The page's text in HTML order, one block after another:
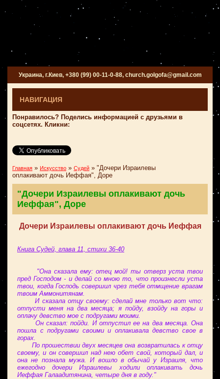
Украина, г.Киев, +380 (99) 00-11-0-88, church.golgofa@gmail.com
НАВИГАЦИЯ
Понравилось? Поделись информацией с друзьями в
соцсетях. Кликни:
Главная » Искусство » Судей » "Дочери Израилевы
оплакивают дочь Иеффая", Доре
"Дочери Израилевы оплакивают дочь
Иеффая", Доре
Дочери Израилевы оплакивают дочь Иеффая
Книга Судей, глава 11, стихи 36-40
"Она сказала ему: отец мой! ты отверз уста твои
пред Господом - и делай со мною то, что произнесли уста
твои, когда Господь совершил чрез тебя отмщение врагам
твоим Аммонитянам.
И сказала отцу своему: сделай мне только вот что:
отпусти меня на два месяца; я пойду, взойду на горы и
оплачу девство мое с подругами моими.
Он сказал: пойди. И отпустил ее на два месяца. Она
пошла с подругами своими и оплакивала девство свое в
горах.
По прошествии двух месяцев она возвратилась к отцу
своему, и он совершил над нею обет свой, который дал, и
она не познала мужа. И вошло в обычай у Израиля, что
ежегодно дочери Израилевы ходили оплакивать дочь
Иеффая Галаадитянина, четыре дня в году."